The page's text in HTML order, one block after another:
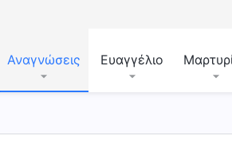
Αναγνώσεις Ευαγγέλιο